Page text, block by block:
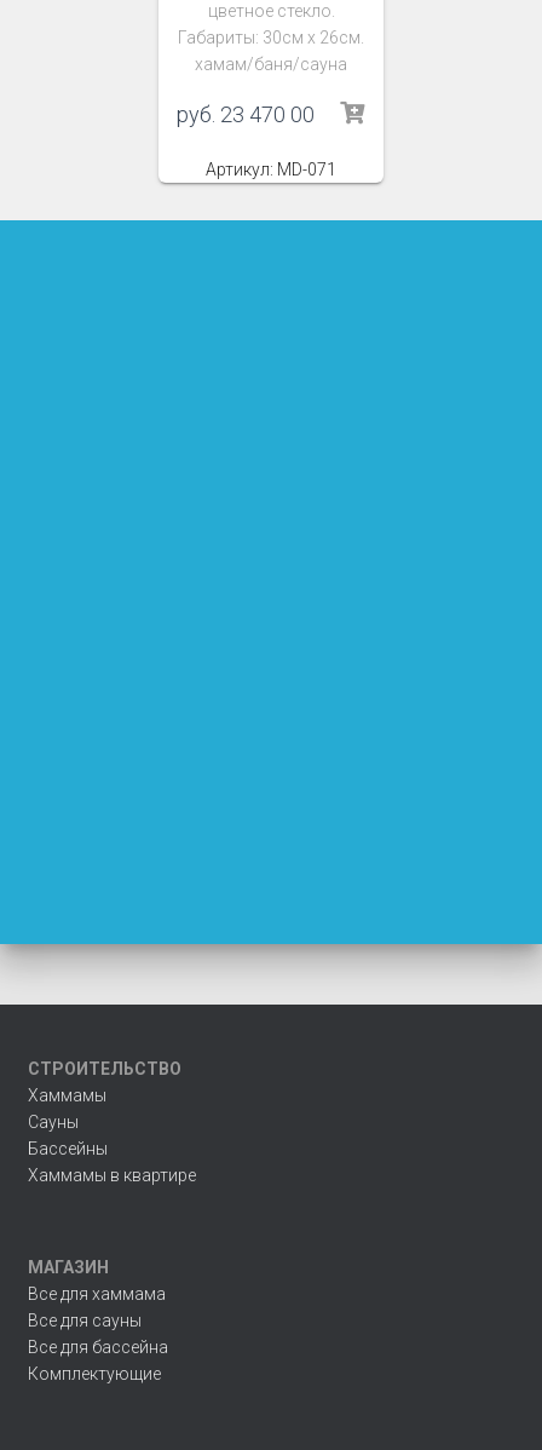
цветное стекло.
Габариты: 30см х 26см.
хамам/баня/сауна
руб. 23 470 00
Артикул: MD-071
СТРОИТЕЛЬСТВО
Хаммамы
Сауны
Бассейны
Хаммамы в квартире
МАГАЗИН
Все для хаммама
Все для сауны
Все для бассейна
Комплектующие